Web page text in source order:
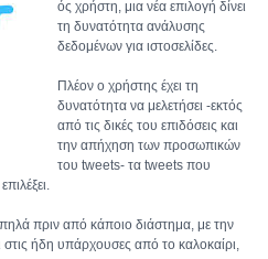
ός χρήστη, μια νέα επιλογή δίνει
τη δυνατότητα ανάλυσης
δεδομένων για ιστοσελίδες.
Πλέον ο χρήστης έχει τη
δυνατότητα να μελετήσει -εκτός
από τις δικές του επιδόσεις και
την απήχηση των προσωπικών
του tweets- τα tweets που
πριν από κάποιο διάστημα, με την
ήδη υπάρχουσες από το καλοκαίρι,